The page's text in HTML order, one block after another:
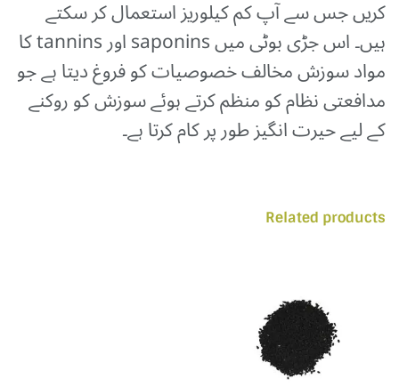
کریں جس سے آپ کم کیلوریز استعمال کر سکتے
ہیں۔ اس جڑی بوٹی میں saponins اور tannins کا
مواد سوزش مخالف خصوصیات کو فروغ دیتا ہے جو
مدافعتی نظام کو منظم کرتے ہوئے سوزش کو روکنے
کے لیے حیرت انگیز طور پر کام کرتا ہے۔
Related products